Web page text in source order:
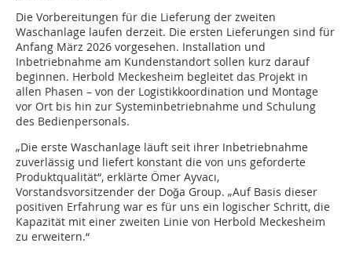
Die Vorbereitungen für die Lieferung der zweiten
Waschanlage laufen derzeit. Die ersten Lieferungen sind für
Anfang März 2026 vorgesehen. Installation und
Inbetriebnahme am Kundenstandort sollen kurz darauf
beginnen. Herbold Meckesheim begleitet das Projekt in
allen Phasen – von der Logistikkoordination und Montage
vor Ort bis hin zur Systeminbetriebnahme und Schulung
des Bedienpersonals.
„Die erste Waschanlage läuft seit ihrer Inbetriebnahme
zuverlässig und liefert konstant die von uns geforderte
Produktqualität“, erklärte Ömer Ayvacı,
Vorstandsvorsitzender der Doğa Group. „Auf Basis dieser
positiven Erfahrung war es für uns ein logischer Schritt, die
Kapazität mit einer zweiten Linie von Herbold Meckesheim
zu erweitern.“